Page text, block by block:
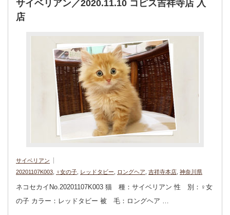
サイベリアン／2020.11.10 コピス吉祥寺店 入
店
サイベリアン
20201107K003
♀女の子 レッドタビー ロングヘア 吉祥寺本店 神奈川県
ネコセカイNo.20201107K003 猫 種：サイベリアン 性 別：♀女
の子 カラー：レッドタビー 被 毛：ロングヘア …